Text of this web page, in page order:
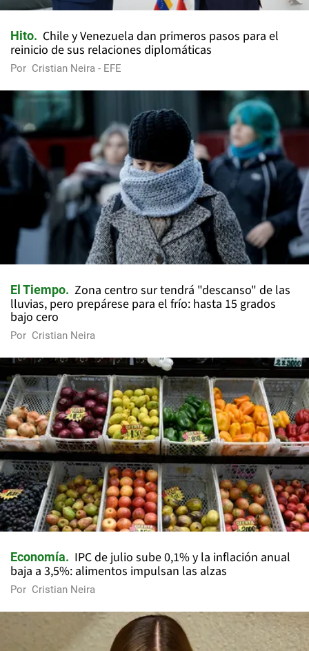
Hito
Chile y Venezuela dan primeros pasos para el
reinicio de sus relaciones diplomáticas
Por Cristian Neira - EFE
El Tiempo
Zona centro sur tendrá "descanso" de las
lluvias, pero prepárese para el frío: hasta 15 grados
bajo cero
Por Cristian Neira
Economía
IPC de julio sube 0,1% y la inflación anual
baja a 3,5%: alimentos impulsan las alzas
Por Cristian Neira